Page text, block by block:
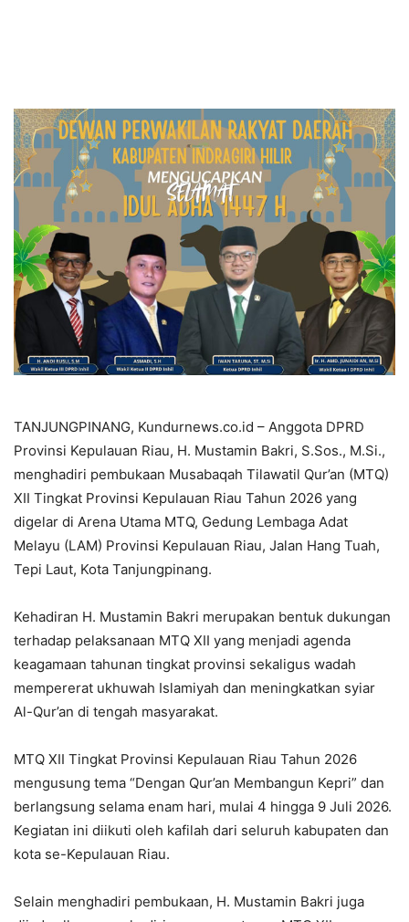
TANJUNGPINANG, Kundurnews.co.id – Anggota DPRD
Provinsi Kepulauan Riau, H. Mustamin Bakri, S.Sos., M.Si.,
menghadiri pembukaan Musabaqah Tilawatil Qur’an (MTQ)
XII Tingkat Provinsi Kepulauan Riau Tahun 2026 yang
digelar di Arena Utama MTQ, Gedung Lembaga Adat
Melayu (LAM) Provinsi Kepulauan Riau, Jalan Hang Tuah,
Tepi Laut, Kota Tanjungpinang.
Kehadiran H. Mustamin Bakri merupakan bentuk dukungan
terhadap pelaksanaan MTQ XII yang menjadi agenda
keagamaan tahunan tingkat provinsi sekaligus wadah
mempererat ukhuwah Islamiyah dan meningkatkan syiar
Al-Qur’an di tengah masyarakat.
MTQ XII Tingkat Provinsi Kepulauan Riau Tahun 2026
mengusung tema “Dengan Qur’an Membangun Kepri” dan
berlangsung selama enam hari, mulai 4 hingga 9 Juli 2026.
Kegiatan ini diikuti oleh kafilah dari seluruh kabupaten dan
kota se-Kepulauan Riau.
Selain menghadiri pembukaan, H. Mustamin Bakri juga